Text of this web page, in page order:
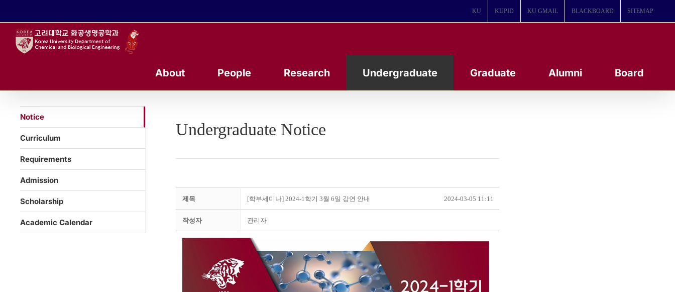
KU KUPID KU GMAIL BLACKBOARD SITEMAP
About People Research Undergraduate Graduate Alumni Board
Undergraduate Notice
제목 [학부세미나] 2024-1학기 3월 6일 강연 안내 2024-03-05 11:11
작성자 관리자
Notice
Curriculum
Requirements
Admission
Scholarship
Academic Calendar